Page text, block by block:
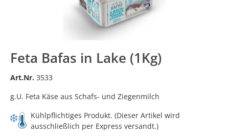
Feta Bafas in Lake (1Kg)
Art.Nr. 3533
g.U. Feta Käse aus Schafs- und Ziegenmilch
Kühlpflichtiges Produkt. (Dieser Artikel wird
ausschließlich per Express versandt.)